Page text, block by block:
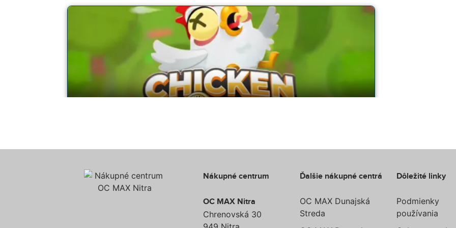
Nákupné centrum
OC MAX Nitra
Chrenovská 30
Ďalšie nákupné centrá
OC MAX Dunajská
Streda
Dôležité linky
Podmienky
používania